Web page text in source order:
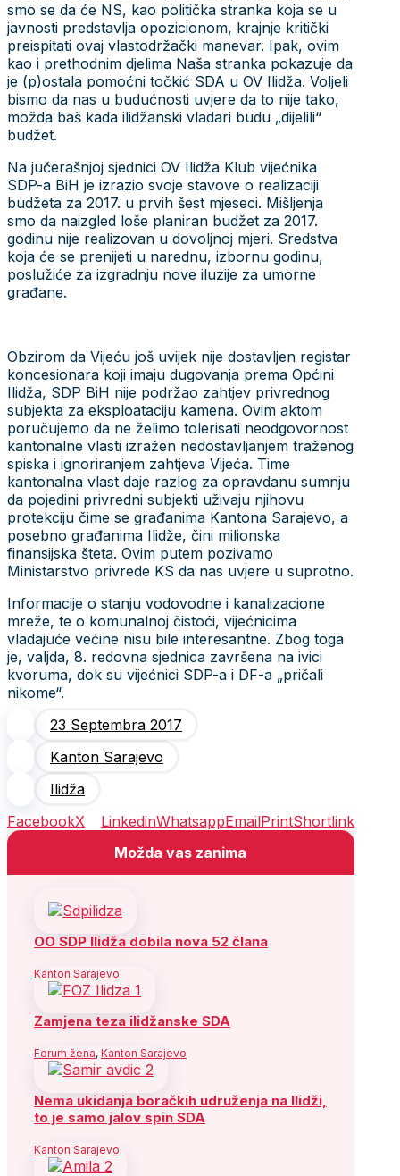
smo se da će NS, kao politička stranka koja se u
javnosti predstavlja opozicionom, krajnje kritički
preispitati ovaj vlastodržački manevar. Ipak, ovim
kao i prethodnim djelima Naša stranka pokazuje da
je (p)ostala pomoćni točkić SDA u OV Ilidža. Voljeli
bismo da nas u budućnosti uvjere da to nije tako,
možda baš kada ilidžanski vladari budu „dijelili“
budžet.
Na jučerašnjoj sjednici OV Ilidža Klub vijećnika
SDP-a BiH je izrazio svoje stavove o realizaciji
budžeta za 2017. u prvih šest mjeseci. Mišljenja
smo da naizgled loše planiran budžet za 2017.
godinu nije realizovan u dovoljnoj mjeri. Sredstva
koja će se prenijeti u narednu, izbornu godinu,
poslužiće za izgradnju nove iluzije za umorne
građane.
Obzirom da Vijeću još uvijek nije dostavljen registar
koncesionara koji imaju dugovanja prema Općini
Ilidža, SDP BiH nije podržao zahtjev privrednog
subjekta za eksploataciju kamena. Ovim aktom
poručujemo da ne želimo tolerisati neodgovornost
kantonalne vlasti izražen nedostavljanjem traženog
spiska i ignoriranjem zahtjeva Vijeća. Time
kantonalna vlast daje razlog za opravdanu sumnju
da pojedini privredni subjekti uživaju njihovu
protekciju čime se građanima Kantona Sarajevo, a
posebno građanima Ilidže, čini milionska
finansijska šteta. Ovim putem pozivamo
Ministarstvo privrede KS da nas uvjere u suprotno.
Informacije o stanju vodovodne i kanalizacione
mreže, te o komunalnoj čistoći, vijećnicima
vladajuće većine nisu bile interesantne. Zbog toga
je, valjda, 8. redovna sjednica završena na ivici
kvoruma, dok su vijećnici SDP-a i DF-a „pričali
nikome“.
23 Septembra 2017
Kanton Sarajevo
Ilidža
FacebookX LinkedinWhatsappEmailPrintShortlink
Možda vas zanima
OO SDP Ilidža dobila nova 52 člana
Kanton Sarajevo
Zamjena teza ilidžanske SDA
Forum žena, Kanton Sarajevo
Nema ukidanja boračkih udruženja na Ilidži,
to je samo jalov spin SDA
Kanton Sarajevo